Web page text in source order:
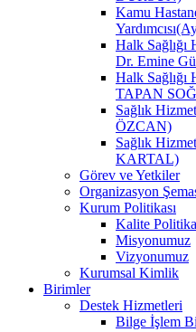
Kamu
Halk Sağlığı
Dr. Emine
Halk Sağlığı
TAPAN
Sağlık
ÖZCAN)
Sağlık
KARTAL)
Görev ve Yetkiler
Organizasyon
Kurum Politikası
Kalite
Misyonumuz
Vizyonumuz
Kurumsal Kimlik
Birimler
Destek Hizmetleri
Bilge İşlem